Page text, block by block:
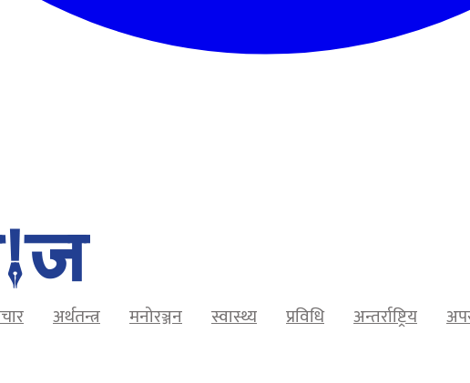
अर्थतन्त्र मनोरञ्जन स्वास्थ्य प्रविधि अन्तर्राष्ट्रिय